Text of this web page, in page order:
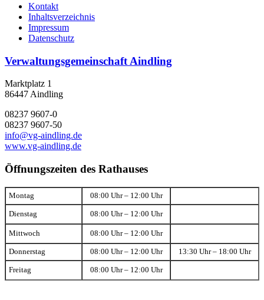
Kontakt
Inhaltsverzeichnis
Impressum
Datenschutz
Verwaltungsgemeinschaft Aindling
Marktplatz 1
86447 Aindling
08237 9607-0
08237 9607-50
info@vg-aindling.de
www.vg-aindling.de
Öffnungszeiten des Rathauses
Montag 08:00 Uhr – 12:00 Uhr
Dienstag 08:00 Uhr – 12:00 Uhr
Mittwoch 08:00 Uhr – 12:00 Uhr
Donnerstag 08:00 Uhr – 12:00 Uhr 13:30 Uhr – 18:00 Uhr
Freitag 08:00 Uhr – 12:00 Uhr